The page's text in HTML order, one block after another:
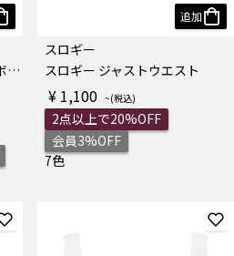
スロギー ゼロフィール 綿混 ボーイズレングス
追加
スロギー
スロギー ジャストウエスト
¥ 1,100
2点以上で20%OFF
会員3%OFF
7色